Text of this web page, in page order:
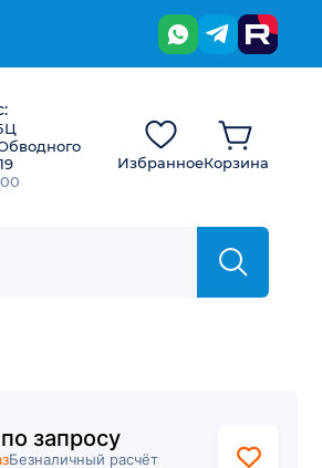
ИзбранноеКорзина
запросу
Безналичный расчёт